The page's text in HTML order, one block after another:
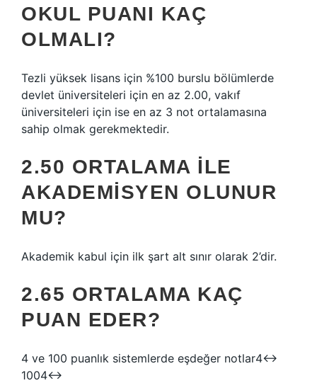
OKUL PUANI KAÇ
OLMALI?
Tezli yüksek lisans için %100 burslu bölümlerde
devlet üniversiteleri için en az 2.00, vakıf
üniversiteleri için ise en az 3 not ortalamasına
sahip olmak gerekmektedir.
2.50 ORTALAMA ILE
AKADEMISYEN OLUNUR
MU?
Akademik kabul için ilk şart alt sınır olarak 2’dir.
2.65 ORTALAMA KAÇ
PUAN EDER?
4 ve 100 puanlık sistemlerde eşdeğer notlar4↔
1004↔